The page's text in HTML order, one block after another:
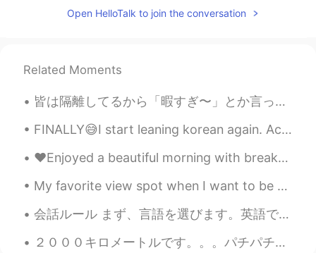
@mana 爱thank you!
mana 爱 2019.06.21 10:23
JP EN
今夜、酔 うになりました。
Setsuna 2019.06.21 10:22
Open HelloTalk to join the conversation
Related Moments
皆は隔離してるから「暇すぎ〜」とか言ってるでしょう。それは聞きたくない。 Since everyone is stuck at home we’re all like “oh im sooo b...
FINALLY😅I start leaning korean again. Actually I started leaning learning in 2019 but i have to ...
❤️Enjoyed a beautiful morning with breakfast on the beach 🏖 today!! Hope you all gave a fabulous ...
My favorite view spot when I want to be alone and just think and pray 🙏🏻 You can actually see par...
会話ルール まず、言語を選びます。英語でも日本語でもOKです。そこで、選んだ言語だけで5分間会話をします。時間を測るめにタイマーを使います。5分経ったら、使う言語を変えます。こういう風にずっと...
２０００キロメートルです。。。パチパチパチ😁 去年の12月に買って、まだ一年もたってないですが、2000キロも走れて嬉しいです。😄 10キロ以内で、ものすごく軽くて、乗りやすいロードバイク...